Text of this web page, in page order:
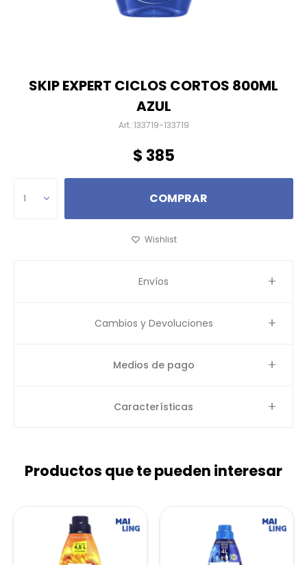
SKIP EXPERT CICLOS CORTOS 800ML
AZUL
133719-133719
$ 385
1 COMPRAR
Envíos
Cambios y Devoluciones
Medios de pago
Características
Productos que te pueden interesar